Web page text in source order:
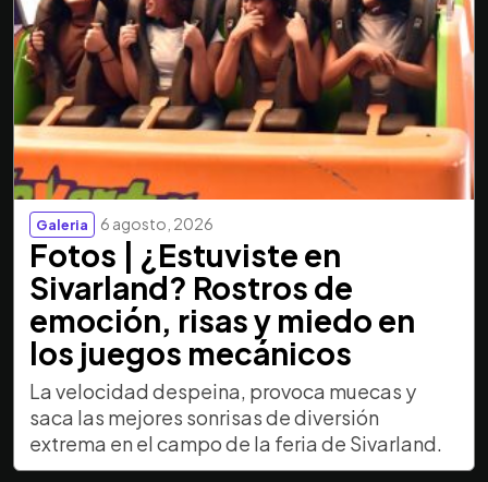
Galeria 6 agosto, 2026
Fotos | ¿Estuviste en
Sivarland? Rostros de
emoción, risas y miedo en
los juegos mecánicos
La velocidad despeina, provoca muecas y
saca las mejores sonrisas de diversión
extrema en el campo de la feria de Sivarland.